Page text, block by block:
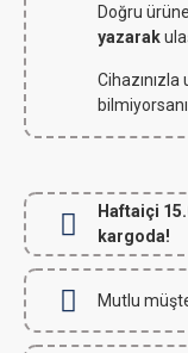
Doğru
yazarak
Haftaiçi
kargoda!
Mutlu